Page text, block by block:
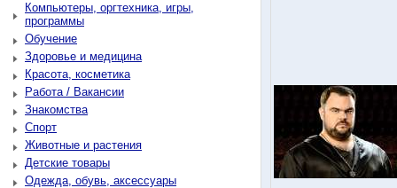
Компьютеры, оргтехника, игры,
программы
Обучение
Здоровье и медицина
Красота, косметика
Работа / Вакансии
Знакомства
Спорт
Животные и растения
Детские товары
Одежда, обувь, аксессуары